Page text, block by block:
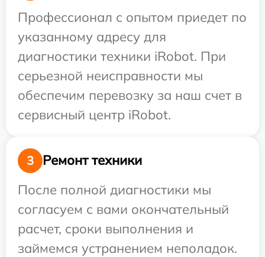
Профессионал с опытом приедет по
указанному адресу для
диагностики техники iRobot. При
серьезной неисправности мы
обеспечим перевозку за наш счет в
сервисный центр iRobot.
3
Ремонт техники
После полной диагностики мы
согласуем с вами окончательный
расчет, сроки выполнения и
займемся устранением неполадок.